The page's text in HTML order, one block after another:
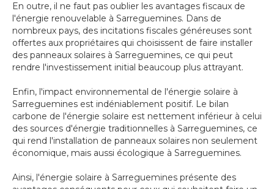
En outre, il ne faut pas oublier les avantages fiscaux de
l'énergie renouvelable à Sarreguemines. Dans de
nombreux pays, des incitations fiscales généreuses sont
offertes aux propriétaires qui choisissent de faire installer
des panneaux solaires à Sarreguemines, ce qui peut
rendre l'investissement initial beaucoup plus attrayant.
Enfin, l'impact environnemental de l'énergie solaire à
Sarreguemines est indéniablement positif. Le bilan
carbone de l'énergie solaire est nettement inférieur à celui
des sources d'énergie traditionnelles à Sarreguemines, ce
qui rend l'installation de panneaux solaires non seulement
économique, mais aussi écologique à Sarreguemines.
Ainsi, l'énergie solaire à Sarreguemines présente des